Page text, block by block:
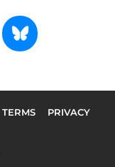
TERMS
PRIVACY